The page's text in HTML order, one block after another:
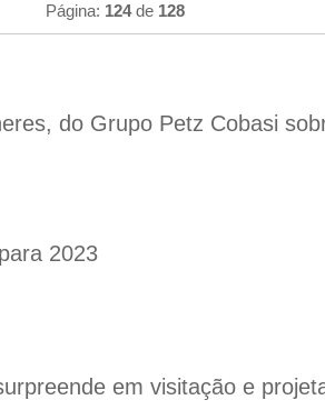
Página: 124de 128
do Grupo Petz Cobasi
2023
em visitação e